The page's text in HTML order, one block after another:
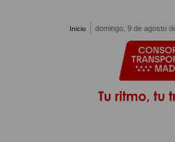
Inicio domingo, 9 de agosto